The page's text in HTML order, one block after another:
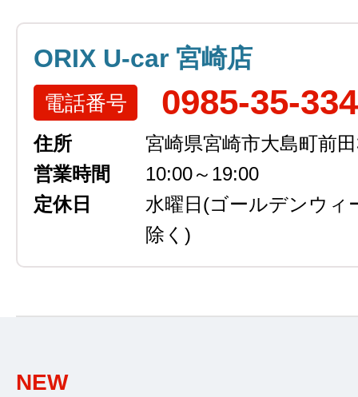
ORIX U-car 宮崎店
電話番号 0985-35-
住所
宮崎県宮崎市大島町前
営業時間
10:00～19:00
定休日
水曜日 (ゴールデンウィ
除く)
NEW